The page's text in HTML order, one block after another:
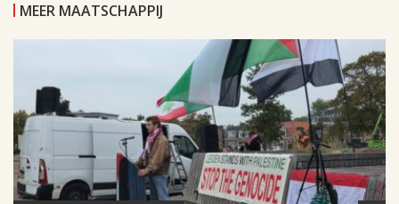
MEER MAATSCHAPPIJ